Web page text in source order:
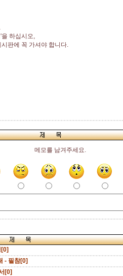
하십시오,
판에 꼭 가셔야 합니다.
메모를 남겨주세요.
[0]
- 필참[0]
[0]